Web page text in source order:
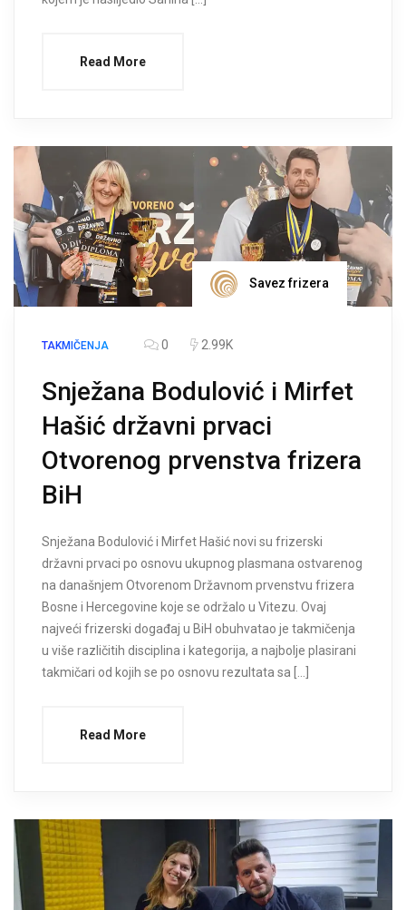
Read More
Savez frizera
TAKMIČENJA 0 2.99K
Snježana Bodulović i Mirfet
Hašić državni prvaci
Otvorenog prvenstva frizera
BiH
Snježana Bodulović i Mirfet Hašić novi su frizerski
državni prvaci po osnovu ukupnog plasmana ostvarenog
na današnjem Otvorenom Državnom prvenstvu frizera
Bosne i Hercegovine koje se održalo u Vitezu. Ovaj
najveći frizerski događaj u BiH obuhvatao je takmičenja
u više različitih disciplina i kategorija, a najbolje plasirani
takmičari od kojih se po osnovu rezultata sa […]
Read More